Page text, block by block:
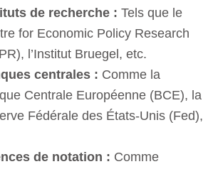
de recherche : Tels que le
for Economic Policy Research
l’Institut Bruegel, etc.
centrales : Comme la
Centrale Européenne (BCE), la
Fédérale des États-Unis (Fed),
de notation : Comme